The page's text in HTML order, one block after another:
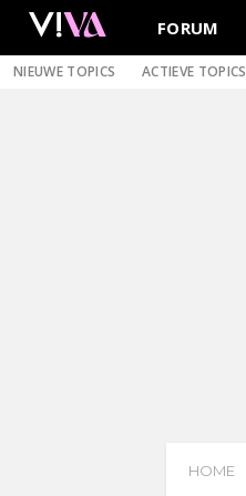
FORUM
NIEUWE TOPICS ACTIEVE TOPICS
HOME